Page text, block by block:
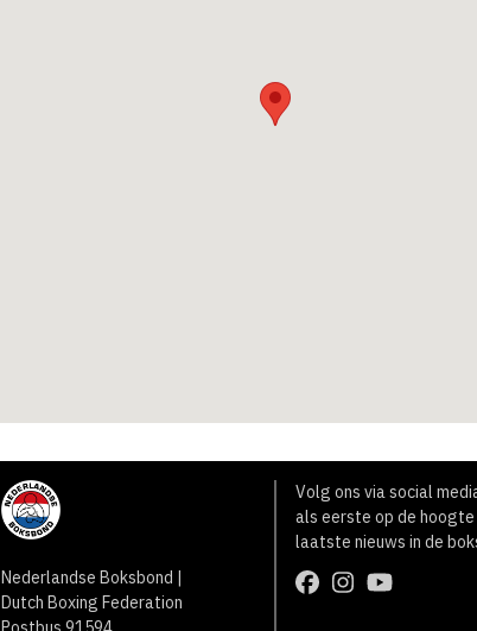
Nederlandse Boksbond |
Dutch Boxing Federation
Volg ons via social
als eerste op de hoogte
laatste nieuws in de